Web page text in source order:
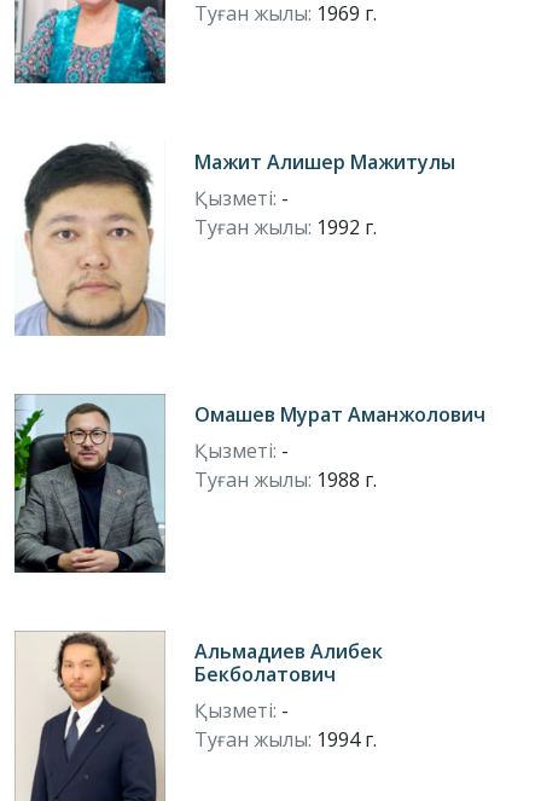
Туған жылы: 1969 г.
Мажит Алишер Мажитулы
Қызметі: -
Туған жылы: 1992 г.
Омашев Мурат Аманжолович
Қызметі: -
Туған жылы: 1988 г.
Альмадиев Алибек
Бекболатович
Қызметі: -
Туған жылы: 1994 г.